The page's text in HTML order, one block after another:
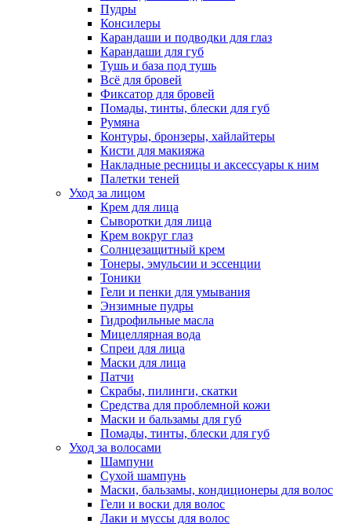
Пудры
Консилеры
Карандаши и подводки для глаз
Карандаши для губ
Тушь и база под тушь
Всё для бровей
Фиксатор для бровей
Помады, тинты, блески для губ
Румяна
Контуры, бронзеры, хайлайтеры
Кисти для макияжа
Накладные ресницы и аксессуары к ним
Палетки теней
Уход за лицом
Крем для лица
Сыворотки для лица
Крем вокруг глаз
Солнцезащитный крем
Тонеры, эмульсии и эссенции
Тоники
Гели и пенки для умывания
Энзимные пудры
Гидрофильные масла
Мицеллярная вода
Спреи для лица
Маски для лица
Патчи
Скрабы, пилинги, скатки
Средства для проблемной кожи
Маски и бальзамы для губ
Помады, тинты, блески для губ
Уход за волосами
Шампуни
Сухой шампунь
Маски, бальзамы, кондиционеры для волос
Гели и воски для волос
Лаки и муссы для волос